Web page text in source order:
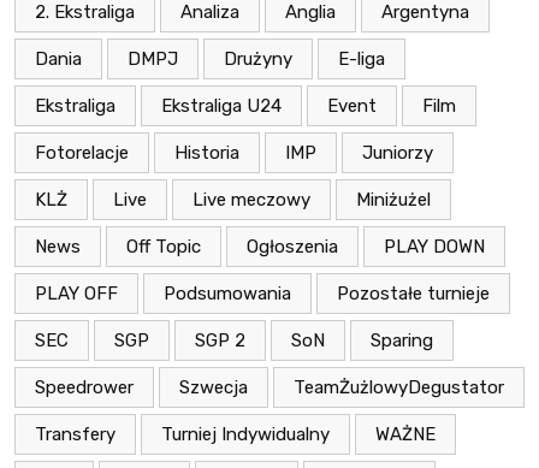
2. Ekstraliga Analiza Anglia Argentyna
Dania DMPJ Drużyny E-liga
Ekstraliga Ekstraliga U24 Event Film
Fotorelacje Historia IMP Juniorzy
KLŻ Live Live meczowy Miniżużel
News Off Topic Ogłoszenia PLAY DOWN
PLAY OFF Podsumowania Pozostałe turnieje
SEC SGP SGP 2 SoN Sparing
Speedrower Szwecja TeamŻużlowyDegustator
Transfery Turniej Indywidualny WAŻNE